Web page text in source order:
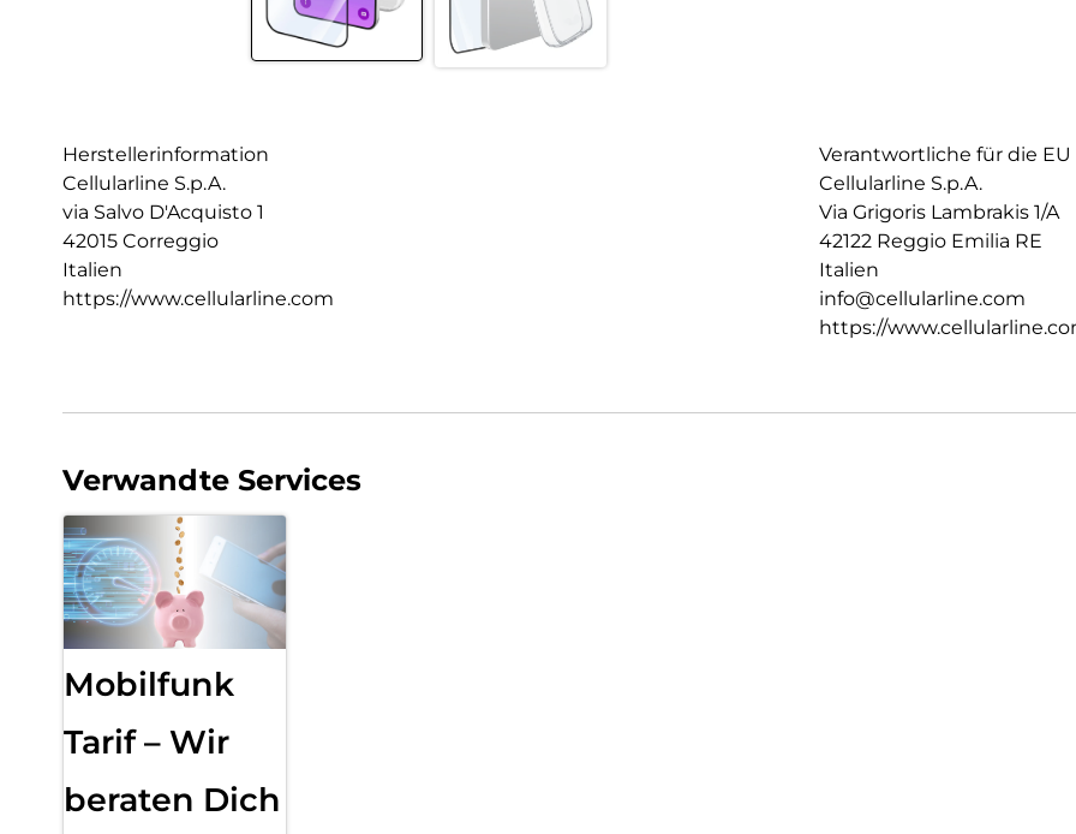
Herstellerinformation
Cellularline S.p.A.
via Salvo D'Acquisto 1
42015 Correggio
Italien
https://www.cellularline.com
Verantwortliche für die EU
Cellularline S.p.A.
Via Grigoris Lambrakis 1/A
42122 Reggio Emilia RE
Italien
info@cellularline.com
https://
Verwandte Services
Mobilfunk
Tarif – Wir
beraten Dich